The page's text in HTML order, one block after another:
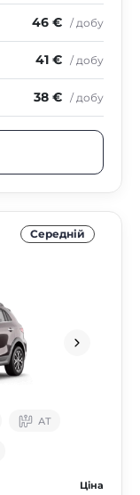
46 € / добу
41 € / добу
38 € / добу
Середнiй
АТ
Ціна